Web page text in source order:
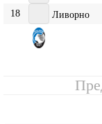
18
Ливорно